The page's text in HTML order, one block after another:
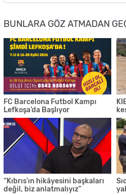
BUNLARA GÖZ ATMADAN
FC Barcelona Futbol Kampı
Lefkoşa’da Başlıyor
“Kıbrıs’ın hikâyesini başkaları
değil, biz anlatmalıyız”